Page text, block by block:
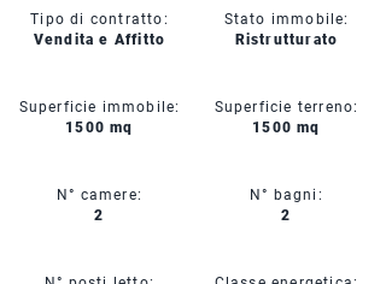
Tipo di contratto:
Vendita e Affitto
Superficie immobile:
1500 mq
N° camere:
2
Stato immobile:
Ristrutturato
Superficie terreno:
1500 mq
N° bagni:
2